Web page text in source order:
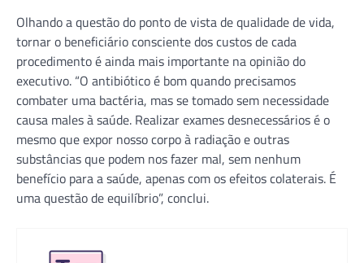
Olhando a questão do ponto de vista de qualidade de vida,
tornar o beneficiário consciente dos custos de cada
procedimento é ainda mais importante na opinião do
executivo. “O antibiótico é bom quando precisamos
combater uma bactéria, mas se tomado sem necessidade
causa males à saúde. Realizar exames desnecessários é o
mesmo que expor nosso corpo à radiação e outras
substâncias que podem nos fazer mal, sem nenhum
benefício para a saúde, apenas com os efeitos colaterais. É
uma questão de equilíbrio”, conclui.